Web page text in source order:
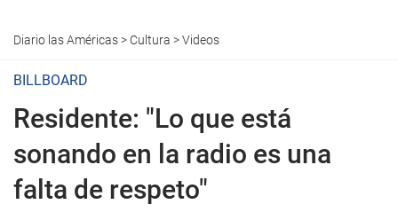
Diario las Américas> Cultura >Videos
BILLBOARD
Residente: "Lo que está
sonando en la radio es una
falta de respeto"